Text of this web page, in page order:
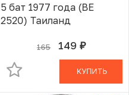
5 бат 1977 года (BE
2520) Таиланд
165 149 руб.
В КОРЗИНЕ
КУПИТЬ